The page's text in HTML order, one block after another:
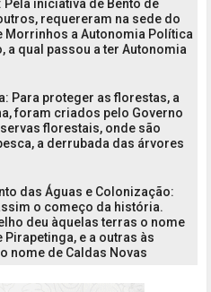
Pela iniciativa de Bento de
requereram na sede do
Morrinhos a Autonomia Política
a qual passou a ter Autonomia
Para proteger as florestas, a
foram criados pelo Governo
florestais, onde são
a derrubada das árvores
das Águas e Colonização:
o começo da história.
deu àquelas terras o nome
Pirapetinga, e a outras às
nome de Caldas Novas